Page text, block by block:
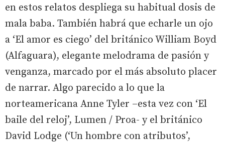
en estos relatos despliega su habitual dosis de
mala baba. También habrá que echarle un ojo
a ‘El amor es ciego’ del británico William Boyd
(Alfaguara), elegante melodrama de pasión y
venganza, marcado por el más absoluto placer
de narrar. Algo parecido a lo que la
norteamericana Anne Tyler –esta vez con ‘El
baile del reloj’, Lumen / Proa- y el británico
David Lodge (‘Un hombre con atributos’,